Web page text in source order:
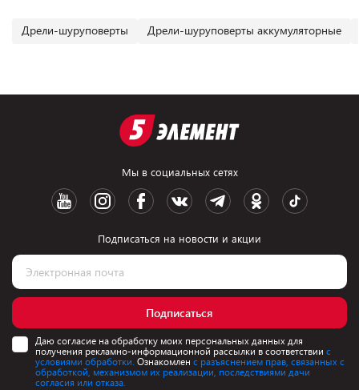
Дрели-шуруповерты Дрели-шуруповерты аккумуляторные
Мы в социальных сетях
Подписаться на новости и акции
Подписаться
Даю согласие на обработку моих персональных данных для
получения рекламно-информационной рассылки в соответствии с
условиями обработки. Ознакомлен с разъяснением прав, связанных с
обработкой, механизмом их реализации, последствиями дачи
согласия или отказа.